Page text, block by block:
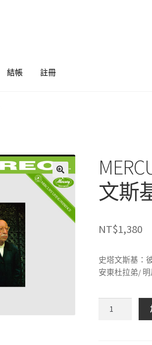
結帳 註冊
🔍
文斯
NT$1,380
史塔文斯基：
安東杜拉弟/